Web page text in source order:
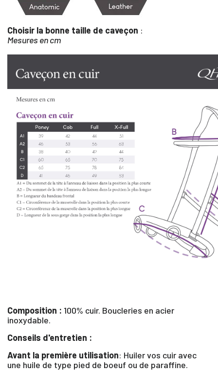
Choisir la bonne taille de caveçon :
Mesures en cm
Composition : 100% cuir. Boucleries en acier
inoxydable.
Conseils d'entretien :
Avant la première utilisation: Huiler vos cuir avec
une huile de type pied de boeuf ou de paraffine.
×